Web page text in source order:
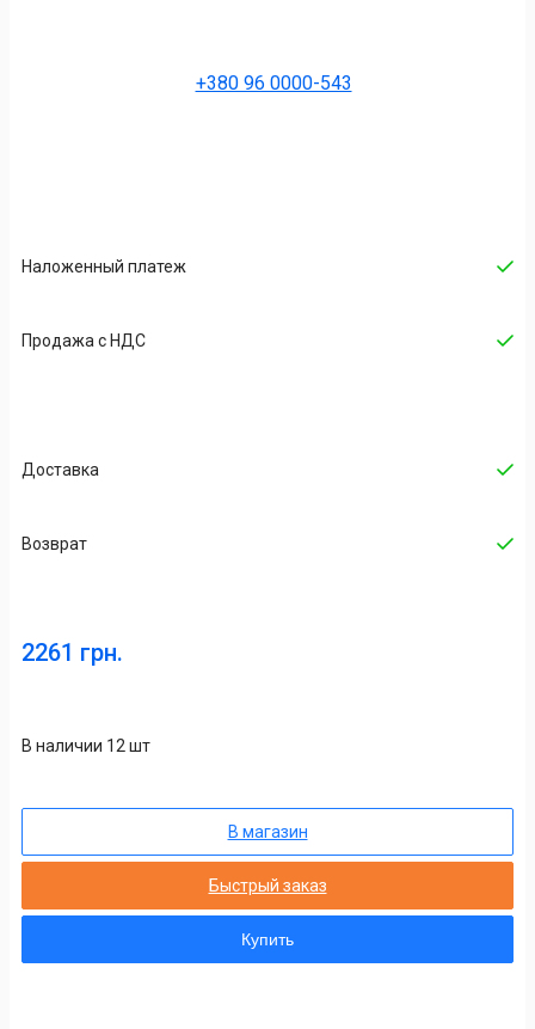
+380 96 0000-543
Наложенный платеж
Продажа с НДС
Доставка
Возврат
2261 грн.
В наличии 12 шт
В магазин
Быстрый заказ
Купить